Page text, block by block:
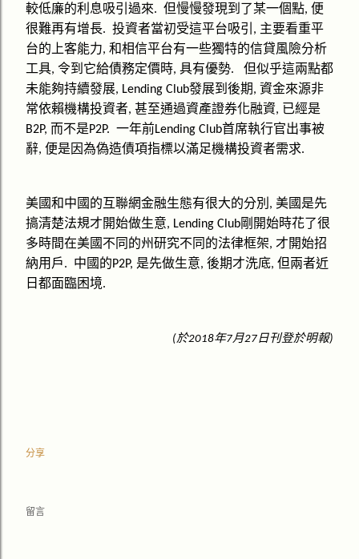
較低廉的利息吸引過來. 但慢慢發現到了某一個點, 便
很難再有增長. 投資者當初受這平台吸引 , 主要看重平
台的上客能力, 和相信平台有一些獨特的信貸風險分析
工具, 令到它給債務定價時, 具有優勢.
但似乎這兩點都
未能夠持續發展, Lending Club發展到後期, 資金來源非
常依賴機構投資者, 甚至通過資產證券化融資, 已經是
B2P, 而不是P2P. 一年前Lending Club首席執行官出事被
辭, 便是因為偽造債項指標以滿足機構投資者需求.
美國和中國的互聯網金融生態有很大的分別 , 美國是先
搞清楚法規才開始做生意, Lending Club剛開始時花了很
多時間在美國不同的州研究不同的法律框架, 才開始招
納用戶. 中國的P2P, 是先做生意, 後期才洗底, 但兩者近
日都面臨困境.
(於2018年7月27 日刊登於明報)
分享
留言